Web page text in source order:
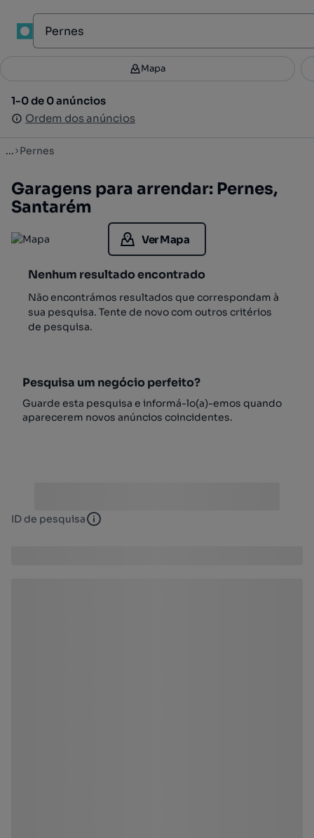
Filtros 3
1-0 de 0 anúncios
Ordem dos anúncios
Mapa
1-0 de 0 anúncios
Ordem dos anúncios
... Pernes
Garagens para arrendar: Pernes,
Santarém
Ver Mapa
Nenhum resultado encontrado
Não encontrámos resultados que correspondam à
sua pesquisa. Tente de novo com outros critérios
de pesquisa.
Pesquisa um negócio perfeito?
Guarde esta pesquisa e informá-lo(a)-emos quando
aparecerem novos anúncios coincidentes.
ID de pesquisa ID de pesquisa